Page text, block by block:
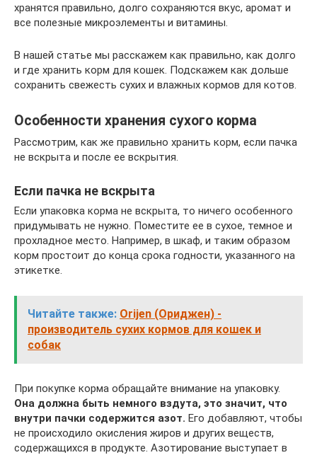
хранятся правильно, долго сохраняются вкус, аромат и
все полезные микроэлементы и витамины.
В нашей статье мы расскажем как правильно, как долго
и где хранить корм для кошек. Подскажем как дольше
сохранить свежесть сухих и влажных кормов для котов.
Особенности хранения сухого корма
Рассмотрим, как же правильно хранить корм, если пачка
не вскрыта и после ее вскрытия.
Если пачка не вскрыта
Если упаковка корма не вскрыта, то ничего особенного
придумывать не нужно. Поместите ее в сухое, темное и
прохладное место. Например, в шкаф, и таким образом
корм простоит до конца срока годности, указанного на
этикетке.
Читайте также: Orijen (Ориджен) -
производитель сухих кормов для кошек и
собак
При покупке корма обращайте внимание на упаковку.
Она должна быть немного вздута, это значит, что
внутри пачки содержится азот. Его добавляют, чтобы
не происходило окисления жиров и других веществ,
содержащихся в продукте. Азотирование выступает в